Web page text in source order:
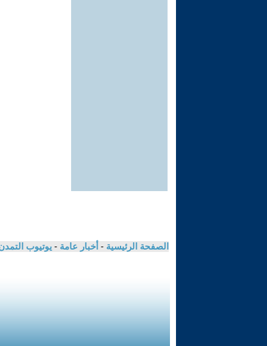
الصفحة الرئيسية - أخبار عامة - يوتيوب